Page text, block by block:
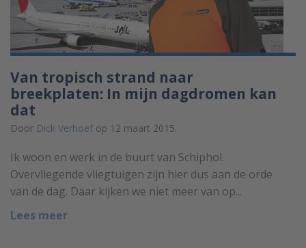
Van tropisch strand naar
breekplaten: In mijn dagdromen kan
dat
Door Dick Verhoef op 12 maart 2015.
Ik woon en werk in de buurt van Schiphol.
Overvliegende vliegtuigen zijn hier dus aan de orde
van de dag. Daar kijken we niet meer van op...
Lees meer